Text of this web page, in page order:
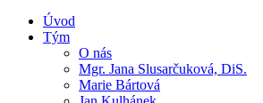
Úvod
Tým
O nás
Mgr. Jana Slusarčuková, DiS.
Marie Bártová